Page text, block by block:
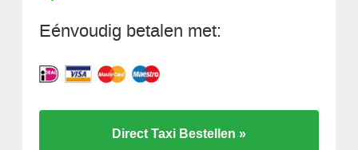
Eénvoudig betalen met:
Direct Taxi Bestellen »